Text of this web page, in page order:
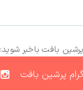
بافت باخبر شوید:
پرشین بافت